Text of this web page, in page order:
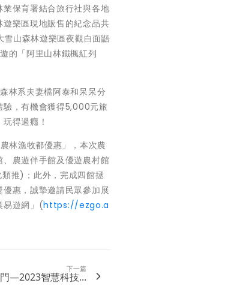
保育署結合旅行社與各地
樂區現地販售的紀念品共
山森林遊樂區夜觀白面鼯
的「阿里山林鐵楓紅列
林系夫妻檔阿泰和呆呆分
驗，有機會獲得5,000元旅
得過癮！
林漁牧都優惠」，本次農
農遊伴手館及優遊農村館
推)；此外，完成四館拯
惠，誠摯邀請民眾參加展
易遊網」(https://ezgo.a
下一篇
―2023智慧科技...